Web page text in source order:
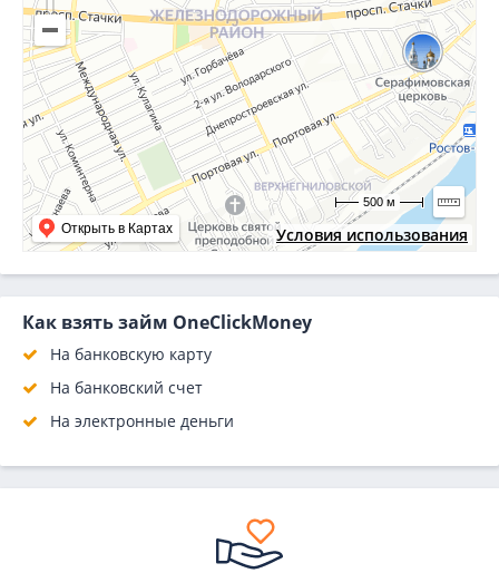
Условия использования
Открыть в Картах
500 м
Как взять займ OneClickMoney
На банковскую карту
На банковский счет
На электронные деньги